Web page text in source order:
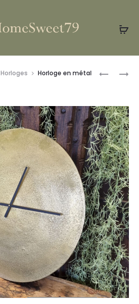
MIROIR
HORLOGE
NOIR
TAILLE
M
Horloges
Horloge en métal